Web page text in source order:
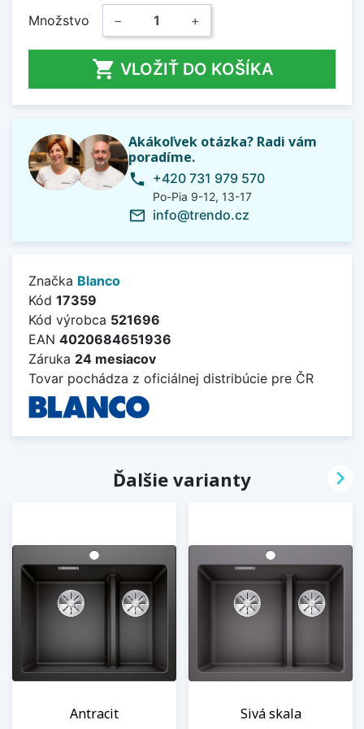
Množstvo − +
 VLOŽIŤ DO KOŠÍKA
Akákoľvek otázka? Radi vám
poradíme.
phone +420 731 979 570
Po-Pia 9-12, 13-17
mail_outline info@trendo.cz
Značka Blanco
Kód 17359
Kód výrobca 521696
EAN 4020684651936
Záruka 24 mesiacov
Tovar pochádza z oficiálnej distribúcie pre ČR
Ďalšie varianty
Antracit Sivá skala
